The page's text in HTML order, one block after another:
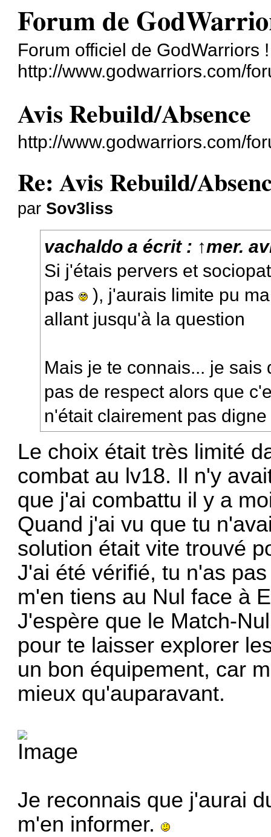
Forum de
Forum officiel de GodWarriors !
http://www.godwarriors.com/
Avis Rebuild/Absence
http://www.godwarriors.com/
Re: Avis Rebuild/
par Sov3liss
vachaldo a écrit : ↑mer.
Si j'étais pervers et
pas
), j'aurais limite pu
allant jusqu'à la question
Mais je te connais... je
pas de respect alors que
n'était clairement pas
Le choix était très limité
combat au lv18. Il n'y
que j'ai combattu il y a
Quand j'ai vu que tu
solution était vite trouvé
J'ai été vérifié, tu n'as
m'en tiens au Nul face à
J'espère que le Match-
pour te laisser explorer
un bon équipement, car
mieux qu'auparavant.
Je reconnais que j'aurai
m'en informer.